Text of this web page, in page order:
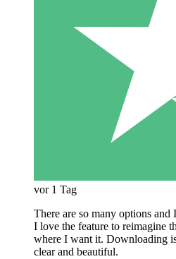
vor 1 Tag
There are so many options
I love the feature to reimagine
where I want it. Downloading
clear and beautiful.